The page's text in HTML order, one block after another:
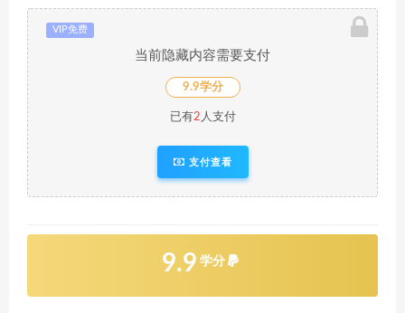
VIP免费
当前隐藏内容需要支付
9.9学分
已有2 人支付
支付查看
9.9 学分